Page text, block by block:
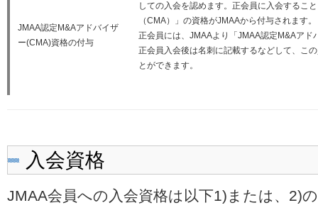
JMAA認定M&Aアドバイザ
ー(CMA)資格の付与
しての入会を認めます。正会員に入会するこ
（CMA）」の資格がJMAAから付与されます。
正会員には、JMAAより「JMAA認定M&Aア
正会員入会後は名刺に記載するなどして、こ
とができます。
入会資格
JMAA会員への入会資格は以下1)または、2)